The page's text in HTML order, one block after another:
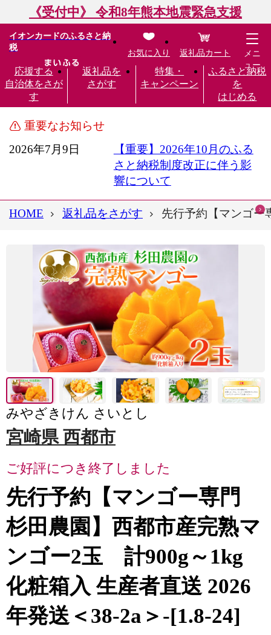
《受付中》 令和8年熊本地震緊急支援
イオンカードのふるさと納
税
応援する
自治体をさが
す
返礼品を
さがす
特集・
キャンペーン
ふるさと納税
を
はじめる
お気に入り 返礼品カート
メニ
ュー
重要なお知らせ
2026年7月9日
【重要】2026年10月のふる
さと納税制度改正に伴う影
響について
HOME 返礼品をさがす 先行予約【マンゴー
みやざきけん さいとし
宮崎県 西都市
ご好評につき終了しました
先行予約【マンゴー専門
杉田農園】西都市産完熟マ
ンゴー2玉 計900g～1kg
化粧箱入 生産者直送 2026
年発送＜38-2a＞-[1.8-24]